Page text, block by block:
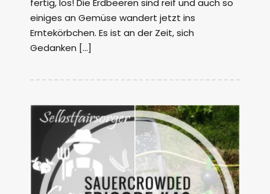
fertig, los! Die Erdbeeren sind reif und auch so
einiges an Gemüse wandert jetzt ins
Erntekörbchen. Es ist an der Zeit, sich
Gedanken […]